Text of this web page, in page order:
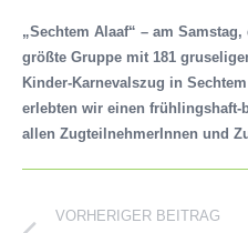
Musik
„Sechtem Alaaf“ – am
größte Gruppe mit 181
Kinder-Karnevalszug in
erlebten wir einen frühlingshaft-
allen ZugteilnehmerInnen und
VORHERIGER BEITRAG